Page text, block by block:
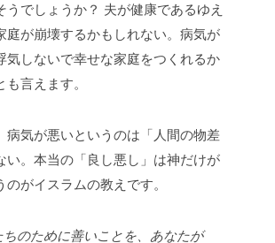
うでしょうか？ 夫が健康であるゆえ
庭が崩壊するかもしれない。病気が
気しないで幸せな家庭をつくれるか
も言えます。
病気が悪いというのは「人間の物差
い。本当の「良し悪し」は神だけが
のがイスラムの教えです。
ちのために善いことを、あなたが